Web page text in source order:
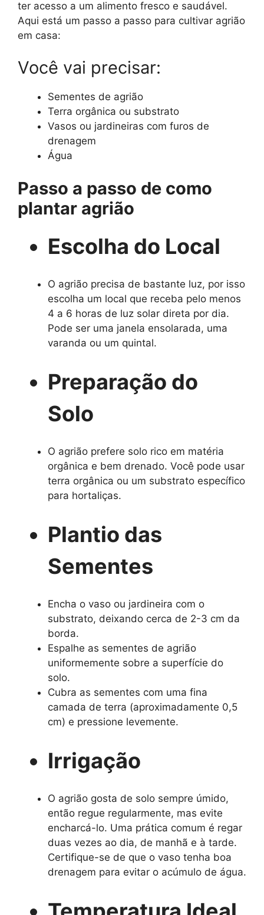
ter acesso a um alimento fresco e saudável.
Aqui está um passo a passo para cultivar agrião
em casa:
Você vai precisar:
Sementes de agrião
Terra orgânica ou substrato
Vasos ou jardineiras com furos de
drenagem
Água
Passo a passo de como
plantar agrião
Escolha do Local
O agrião precisa de bastante luz, por isso
escolha um local que receba pelo menos
4 a 6 horas de luz solar direta por dia.
Pode ser uma janela ensolarada, uma
varanda ou um quintal.
Preparação do
Solo
O agrião prefere solo rico em matéria
orgânica e bem drenado. Você pode usar
terra orgânica ou um substrato específico
para hortaliças.
Plantio das
Sementes
Encha o vaso ou jardineira com o
substrato, deixando cerca de 2-3 cm da
borda.
Espalhe as sementes de agrião
uniformemente sobre a superfície do
solo.
Cubra as sementes com uma fina
camada de terra (aproximadamente 0,5
cm) e pressione levemente.
Irrigação
O agrião gosta de solo sempre úmido,
então regue regularmente, mas evite
encharcá-lo. Uma prática comum é regar
duas vezes ao dia, de manhã e à tarde.
Certifique-se de que o vaso tenha boa
drenagem para evitar o acúmulo de água.